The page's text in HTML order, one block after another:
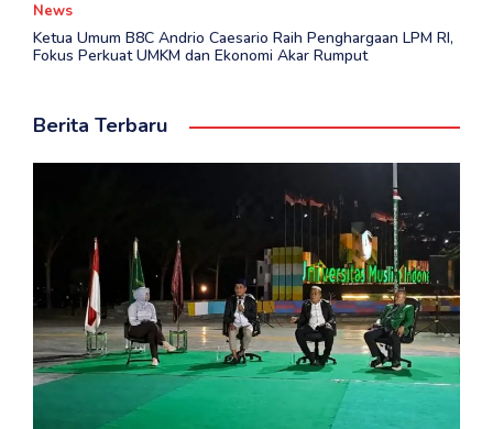
News
Ketua Umum B8C Andrio Caesario Raih Penghargaan LPM RI,
Fokus Perkuat UMKM dan Ekonomi Akar Rumput
Berita Terbaru